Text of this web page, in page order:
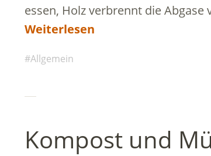
essen, Holz verbrennt die
Weiterlesen
Allgemein
Kompost und